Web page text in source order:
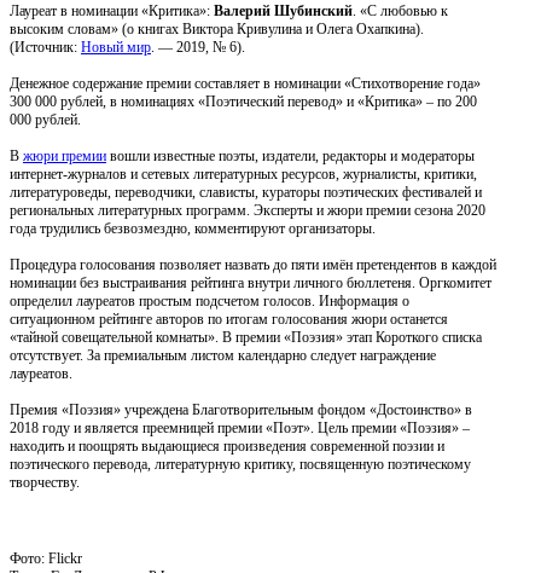
Лауреат в номинации «Критика»: Валерий Шубинский. «С любовью к
высоким словам» (о книгах Виктора Кривулина и Олега Охапкина).
(Источник: Новый мир. — 2019, № 6).
Денежное содержание премии составляет в номинации «Стихотворение года»
300 000 рублей, в номинациях «Поэтический перевод» и «Критика» – по 200
000 рублей.
В жюри премии вошли известные поэты, издатели, редакторы и модераторы
интернет-журналов и сетевых литературных ресурсов, журналисты, критики,
литературоведы, переводчики, слависты, кураторы поэтических фестивалей и
региональных литературных программ. Эксперты и жюри премии сезона 2020
года трудились безвозмездно, комментируют организаторы.
Процедура голосования позволяет назвать до пяти имён претендентов в каждой
номинации без выстраивания рейтинга внутри личного бюллетеня. Оргкомитет
определил лауреатов простым подсчетом голосов. Информация о
ситуационном рейтинге авторов по итогам голосования жюри останется
«тайной совещательной комнаты». В премии «Поэзия» этап Короткого списка
отсутствует. За премиальным листом календарно следует награждение
лауреатов.
Премия «Поэзия» учреждена Благотворительным фондом «Достоинство» в
2018 году и является преемницей премии «Поэт». Цель премии «Поэзия» –
находить и поощрять выдающиеся произведения современной поэзии и
поэтического перевода, литературную критику, посвященную поэтическому
творчеству.
Фото: Flickr